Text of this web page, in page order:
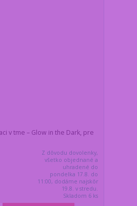
v tme – Glow in the Dark, pre
Z dôvodu dovolenky,
všetko objednané a
uhradené do
pondelka 17.8. do
11:00, dodáme najskôr
19.8. v stredu.
Skladom 6 ks